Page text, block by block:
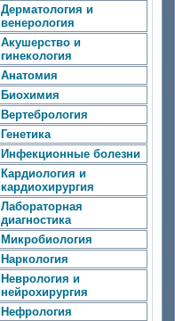
Дерматология и
венерология
Акушерство и
гинекология
Анатомия
Биохимия
Вертебрология
Генетика
Инфекционные болезни
Кардиология и
кардиохирургия
Лабораторная
диагностика
Микробиология
Наркология
Неврология и
нейрохирургия
Нефрология